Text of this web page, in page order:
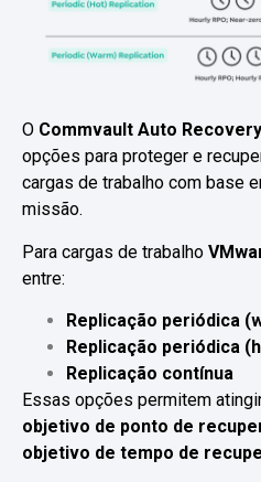
O Commvault Auto Recovery
opções para proteger e
cargas de trabalho com base
missão.
Para cargas de trabalho
entre:
Replicação periódica
Replicação periódica
Replicação contínua
Essas opções permitem
objetivo de ponto de
objetivo de tempo de